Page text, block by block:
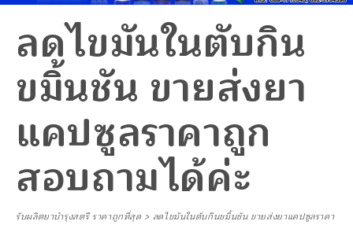
ลดไขมันในตับกิน
ขมิ้นชัน ขายส่งยา
แคปซูลราคาถูก
สอบถามได้ค่ะ
รับผลิตยาบำรุงสตรี ราคาถูกที่สุด > ลดไขมันในตับกินขมิ้นชัน ขายส่งยาแคปซูลราคา